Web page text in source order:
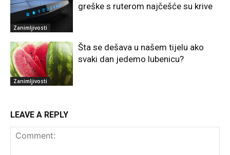
Zanimljivosti
greške s ruterom najčešće su krive
Zanimljivosti
Šta se dešava u našem tijelu ako
svaki dan jedemo lubenicu?
LEAVE A REPLY